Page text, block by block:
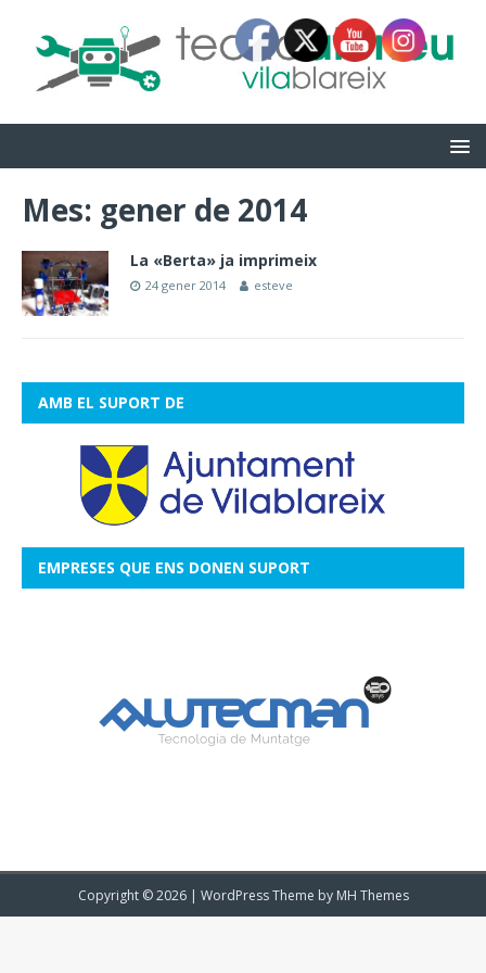
Mes: gener de 2014
La «Berta» ja imprimeix
24 gener 2014 esteve
AMB EL SUPORT DE
EMPRESES QUE ENS DONEN SUPORT
Copyright © 2026 | WordPress Theme by MH Themes